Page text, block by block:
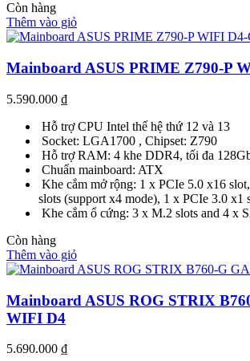
Còn hàng
Thêm vào giỏ
Mainboard ASUS PRIME Z790-P
5.590.000 ₫
Hỗ trợ CPU Intel thế hệ thứ 12 và 13
Socket: LGA1700 , Chipset: Z790
Hỗ trợ RAM: 4 khe DDR4, tối đa
Chuẩn mainboard: ATX
Khe cắm mở rộng: 1 x PCIe 5.0 x16
slots (support x4 mode), 1 x PCIe 3.0 x1
Khe cắm ổ cứng: 3 x M.2 slots and 4 x
Còn hàng
Thêm vào giỏ
Mainboard ASUS ROG STRIX
WIFI D4
5.690.000 ₫